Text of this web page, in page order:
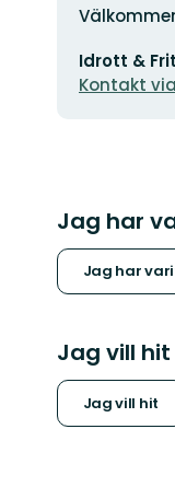
Adress
postadress
Idrott &
Kontakt
Jag har
Jag har
Jag vill hit
Jag vill hit